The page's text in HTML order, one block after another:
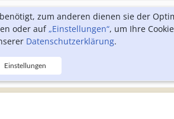
zum anderen dienen sie der
oder auf„Einstellungen“, um Ihre
Datenschutzerklärung.
Einstellungen